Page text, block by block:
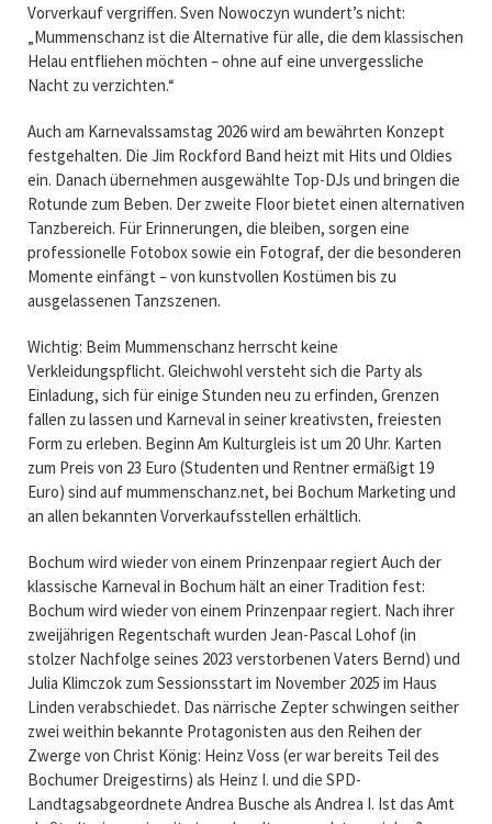
Vorverkauf vergriffen. Sven Nowoczyn wundert’s nicht:
„Mummenschanz ist die Alternative für alle, die dem klassischen
Helau entfliehen möchten – ohne auf eine unvergessliche
Nacht zu verzichten.“
Auch am Karnevalssamstag 2026 wird am bewährten Konzept
festgehalten. Die Jim Rockford Band heizt mit Hits und Oldies
ein. Danach übernehmen ausgewählte Top-DJs und bringen die
Rotunde zum Beben. Der zweite Floor bietet einen alternativen
Tanzbereich. Für Erinnerungen, die bleiben, sorgen eine
professionelle Fotobox sowie ein Fotograf, der die besonderen
Momente einfängt – von kunstvollen Kostümen bis zu
ausgelassenen Tanzszenen.
Wichtig: Beim Mummenschanz herrscht keine
Verkleidungspflicht. Gleichwohl versteht sich die Party als
Einladung, sich für einige Stunden neu zu erfinden, Grenzen
fallen zu lassen und Karneval in seiner kreativsten, freiesten
Form zu erleben. Beginn Am Kulturgleis ist um 20 Uhr. Karten
zum Preis von 23 Euro (Studenten und Rentner ermäßigt 19
Euro) sind auf mummenschanz.net, bei Bochum Marketing und
an allen bekannten Vorverkaufsstellen erhältlich.
Bochum wird wieder von einem Prinzenpaar regiert Auch der
klassische Karneval in Bochum hält an einer Tradition fest:
Bochum wird wieder von einem Prinzenpaar regiert. Nach ihrer
zweijährigen Regentschaft wurden Jean-Pascal Lohof (in
stolzer Nachfolge seines 2023 verstorbenen Vaters Bernd) und
Julia Klimczok zum Sessionsstart im November 2025 im Haus
Linden verabschiedet. Das närrische Zepter schwingen seither
zwei weithin bekannte Protagonisten aus den Reihen der
Zwerge von Christ König: Heinz Voss (er war bereits Teil des
Bochumer Dreigestirns) als Heinz I. und die SPD-
Landtagsabgeordnete Andrea Busche als Andrea I. Ist das Amt